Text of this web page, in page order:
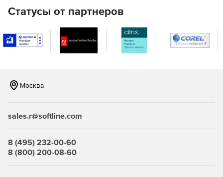
ресурсах Windows.
Осуществляет поддержку файлов MicrosoftOffice, а
также документов, созданных в более ранних версиях
Word, Excel и PowerPoint.
были удалены до установки Undelete.
в «Корзине».
строки.
Статусы от партнеров
Москва
sales.r@softline.com
8 (495) 232-00-60
8 (800) 200-08-60